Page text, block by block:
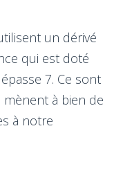
un dérivé
qui est doté
7. Ce sont
à bien de
à notre